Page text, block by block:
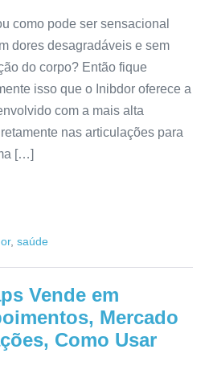
como pode ser sensacional
dores desagradáveis e sem
do corpo? Então fique
isso que o Inibdor oferece a
com a mais alta
nas articulações para
[…]
, saúde
Vende em
Mercado
Como Usar